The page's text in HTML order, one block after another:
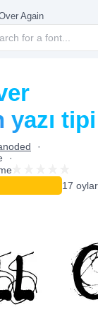
Again
yazı tipi
17 oylar